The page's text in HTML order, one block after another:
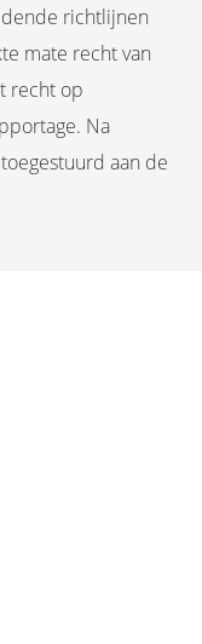
richtlijnen
mate recht van
recht op
Na
aan de